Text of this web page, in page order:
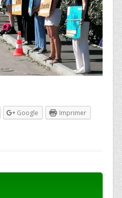
Google Imprimer